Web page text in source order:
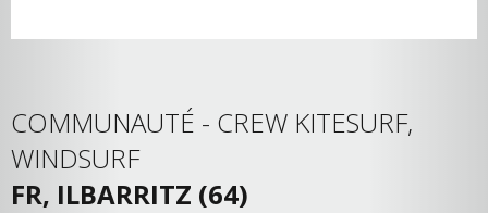
COMMUNAUTÉ - CREW KITESURF,
WINDSURF
FR, ILBARRITZ (64)